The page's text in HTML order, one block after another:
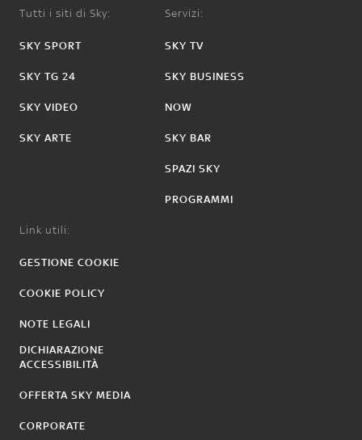
Tutti i siti di Sky:
SKY SPORT
SKY TG 24
SKY VIDEO
SKY ARTE
Servizi:
SKY TV
SKY BUSINESS
NOW
SKY BAR
SPAZI SKY
PROGRAMMI
Link utili:
GESTIONE COOKIE
COOKIE POLICY
NOTE LEGALI
DICHIARAZIONE
ACCESSIBILITÀ
OFFERTA SKY MEDIA
CORPORATE